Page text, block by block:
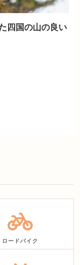
四国の山の良い
ロードバイク